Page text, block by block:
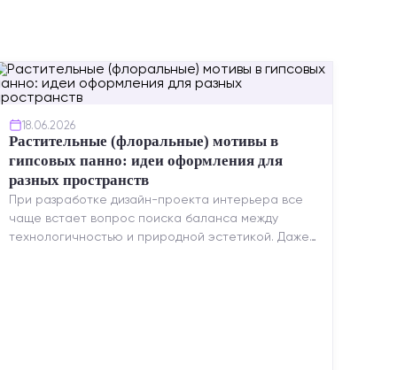
18.06.2026
Растительные (флоральные) мотивы в
гипсовых панно: идеи оформления для
разных пространств
При разработке дизайн-проекта интерьера все
чаще встает вопрос поиска баланса между
технологичностью и природной эстетикой. Даже